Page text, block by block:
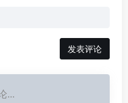
发表评论
...